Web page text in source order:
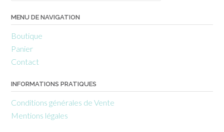
MENU DE NAVIGATION
Boutique
Panier
Contact
INFORMATIONS PRATIQUES
Conditions générales de Vente
Mentions légales